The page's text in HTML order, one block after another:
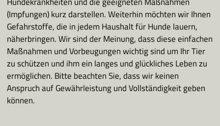
Ein Tier kommt ins Haus
Aktuelles
Tiervermittlung
(Impfungen) kurz darstellen. Weiterhin möchten wir Ihnen
Gefahrstoffe, die in jedem Haushalt für Hunde lauern,
näherbringen. Wir sind der Meinung, dass diese einfachen
Maßnahmen und Vorbeugungen wichtig sind um Ihr Tier
zu schützen und ihm ein langes und glückliches Leben zu
ermöglichen. Bitte beachten Sie, dass wir keinen
Anspruch auf Gewährleistung und Vollständigkeit geben
können.